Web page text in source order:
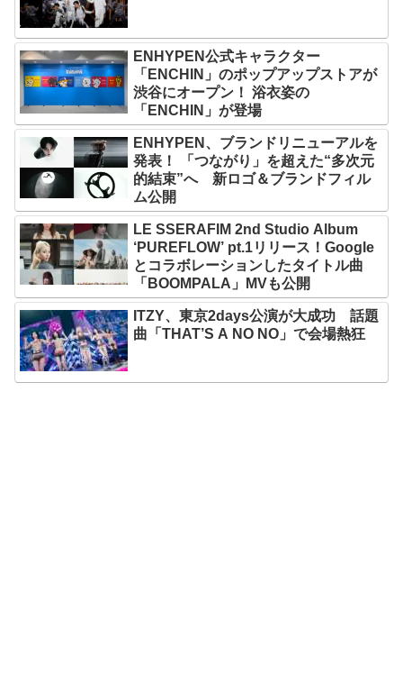
ENHYPEN公式キャラクター
「ENCHIN」のポップアップストアが
渋谷にオープン！ 浴衣姿の
「ENCHIN」が登場
ENHYPEN、ブランドリニューアルを
発表！ 「つながり」を超えた“多次元
的結束”へ 新ロゴ＆ブランドフィル
ム公開
LE SSERAFIM 2nd Studio Album
‘PUREFLOW’ pt.1リリース！Google
とコラボレーションしたタイトル曲
「BOOMPALA」MVも公開
ITZY、東京2days公演が大成功 話題
曲「THAT’S A NO NO」で会場熱狂